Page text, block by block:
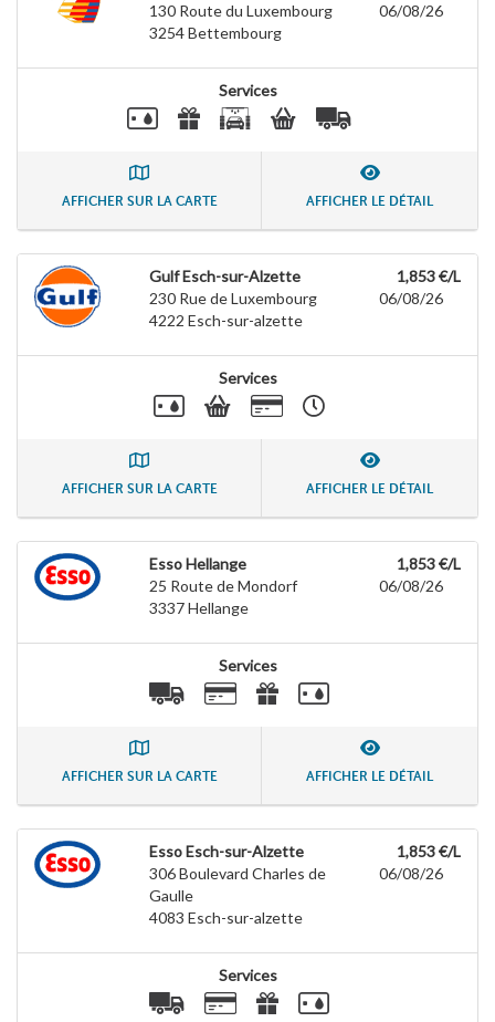
130 Route du Luxembourg
3254Bettembourg
06/08/26
Services
AFFICHER SUR LA CARTE AFFICHER LE DÉTAIL
Gulf Esch-sur-Alzette
230 Rue de Luxembourg
4222 Esch-sur-alzette
1,853 €/L
06/08/26
Services
AFFICHER SUR LA CARTE AFFICHER LE DÉTAIL
Esso Hellange
25 Route de Mondorf
3337Hellange
1,853 €/L
06/08/26
Services
AFFICHER SUR LA CARTE AFFICHER LE DÉTAIL
Esso Esch-sur-Alzette
306 Boulevard Charles de
Gaulle
4083 Esch-sur-alzette
1,853 €/L
06/08/26
Services